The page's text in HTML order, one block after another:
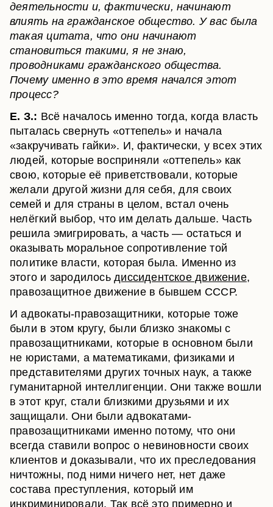
деятельности и, фактически, начинают
влиять на гражданское общество. У вас была
такая цитата, что они начинают
становиться такими, я не знаю,
проводниками гражданского общества.
Почему именно в это время начался этот
процесс?
Е. З.: Всё началось именно тогда, когда власть
пыталась свернуть «оттепель» и начала
«закручивать гайки». И, фактически, у всех этих
людей, которые восприняли «оттепель» как
свою, которые её приветствовали, которые
желали другой жизни для себя, для своих
семей и для страны в целом, встал очень
нелёгкий выбор, что им делать дальше. Часть
решила эмигрировать, а часть — остаться и
оказывать моральное сопротивление той
политике власти, которая была. Именно из
этого и зародилосьдиссидентское движение,
правозащитное движение в бывшем СССР.
И адвокаты-правозащитники, которые тоже
были в этом кругу, были близко знакомы с
правозащитниками, которые в основном были
не юристами, а математиками, физиками и
представителями других точных наук, а также
гуманитарной интеллигенции. Они также вошли
в этот круг, стали близкими друзьями и их
защищали. Они были адвокатами-
правозащитниками именно потому, что они
всегда ставили вопрос о невиновности своих
клиентов и доказывали, что их преследования
ничтожны, под ними ничего нет, нет даже
состава преступления, который им
инкриминировали. Так всё это примерно и